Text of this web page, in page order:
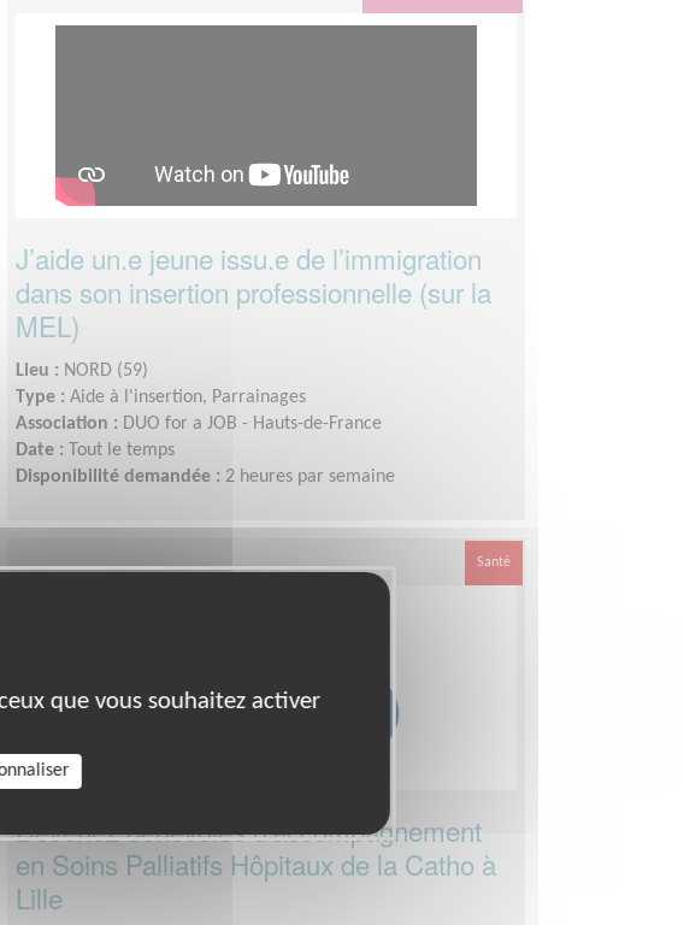
J’aide un.e jeune issu.e de l’immigration
dans son insertion professionnelle (sur la
MEL)
Lieu : NORD (59)
Type : Aide à l'insertion, Parrainages
Association : DUO for a JOB - Hauts-de-France
Date :
Tout le temps
Disponibilité demandée : 2 heures par semaine
Santé
Devenez bénévoles d'accompagnement
en Soins Palliatifs Hôpitaux de la Catho à
Lille
que vous souhaitez activer